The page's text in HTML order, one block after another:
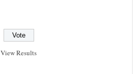
View Results